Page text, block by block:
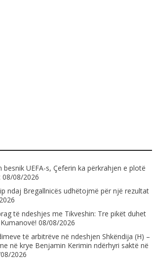
besnik UEFA-s, Çeferin ka përkrahjen e plotë
08/08/2026
ndaj Bregallnicës udhëtojmë për një rezultat
të ndeshjes me Tikveshin: Tre pikët duhet
08/08/2026
të arbitrëve në ndeshjen Shkëndija (H) –
në krye Benjamin Kerimin ndërhyri saktë në
2026